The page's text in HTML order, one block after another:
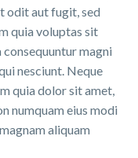
odit aut fugit, sed
quia voluptas sit
magni
nesciunt. Neque
quia dolor sit amet,
numquam eius modi
aliquam